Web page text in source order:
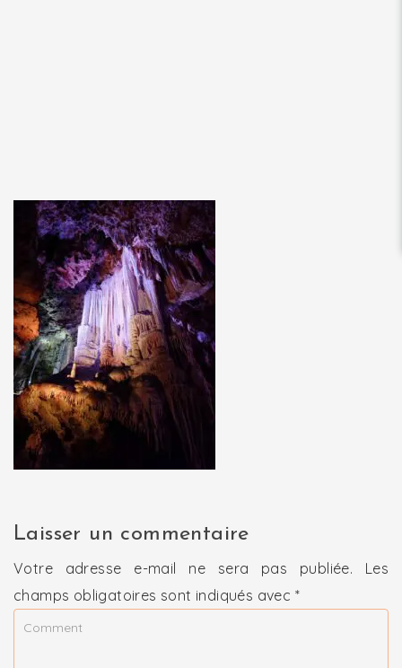
Laisser un commentaire
Votre adresse e-mail ne sera pas publiée.
Les
champs obligatoires sont indiqués avec *